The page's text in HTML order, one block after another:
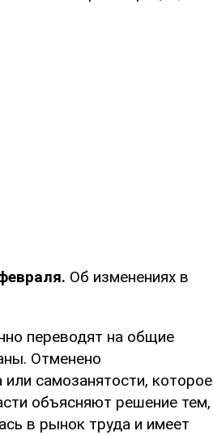
Об изменениях в
переводят на общие
Отменено
самозанятости, которое
объясняют решение тем,
в рынок труда и имеет